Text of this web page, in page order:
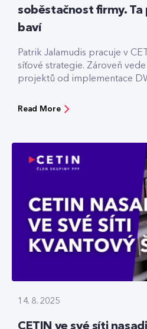
soběstačnost firmy.
baví
Patrik Jalamudis pracuje v
síťové strategie. Zároveň
projektů od implementace
Read More
14. 8. 2025
CETIN ve své síti